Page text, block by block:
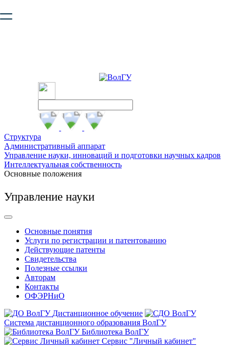
безопасную работу с сайтом. Пожалуйста
Структура
Административный аппарат
Управление науки, инноваций и подготовки научных кадров
Интеллектуальная собственность
Основные положения
Управление науки
Основные понятия
Услуги по регистрации и патентованию
Действующие патенты
Свидетельства
Полезные ссылки
Авторам
Контакты
ОФЭРНиО
Дистанционное обучение
Система дистанционного образования ВолГУ
Библиотека ВолГУ
Сервис "Личный кабинет"